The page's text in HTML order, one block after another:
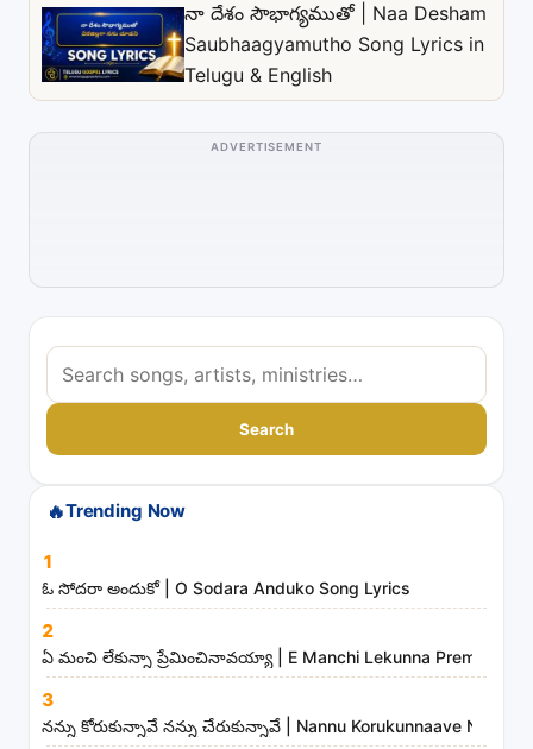
నా దేశం సౌభాగ్యముతో | Naa Desham
Saubhaagyamutho Song Lyrics in
Telugu & English
ADVERTISEMENT
S
e
r
h
o
n
g
s
,
a
Search
🔥Trending Now
1
ఓ సోదరా అందుకో | O Sodara Anduko Song Lyrics
2
ఏ మంచి లేకున్నా ప్రేమించినావయ్యా | E Manchi Lekunna
3
నన్ను కోరుకున్నావే నన్ను చేరుకున్నావే | Nannu Korukunnaave Nannu